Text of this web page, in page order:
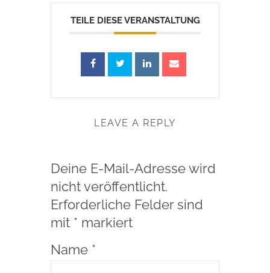
TEILE DIESE VERANSTALTUNG
LEAVE A REPLY
Deine E-Mail-Adresse wird
nicht veröffentlicht.
Erforderliche Felder sind
mit * markiert
Name *